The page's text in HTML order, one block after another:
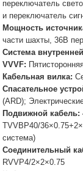
переключатель
и переключатель
Мощность
части шахты, 36В
Система
VVVF:
Кабельная вилка:
Спасательное
(ARD);
Подвижной кабель:
TVVBP40/
система)
Соединительный
RVVP4/2×2×0.75